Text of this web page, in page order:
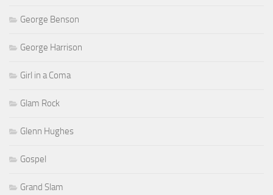
George Benson
George Harrison
Girl in a Coma
Glam Rock
Glenn Hughes
Gospel
Grand Slam